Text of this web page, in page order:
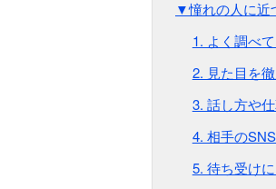
▼憧れの人に近
1. よく調べ
2. 見た目を
3. 話し方や
4. 相手の
5. 待ち受け